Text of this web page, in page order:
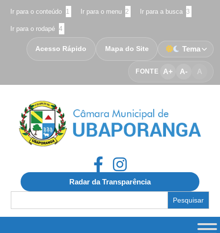
Ir para o conteúdo 1 Ir para o menu 2 Ir para a busca 3
Ir para o rodapé 4
FONTE A+ A- A
Acesso Rápido Mapa do Site Tema
Radar da Transparência
for: